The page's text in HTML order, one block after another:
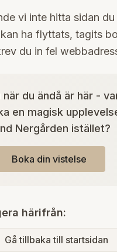
vi inte hitta sidan
ha flyttats, tagits
du in fel
när du ändå är här -
en magisk
Nergården istället?
Boka din vistelse
härifrån:
Gå tillbaka till startsidan